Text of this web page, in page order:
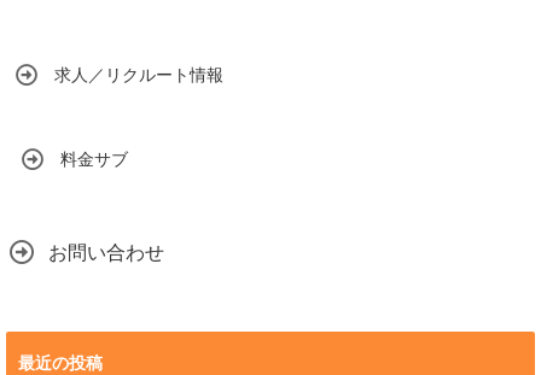
求人／リクルート情報
料金サブ
お問い合わせ
最近の投稿